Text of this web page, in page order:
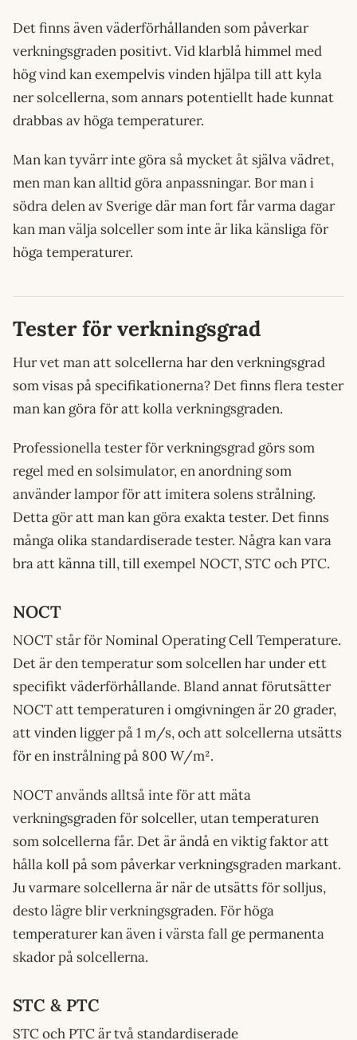
Det finns även väderförhållanden som påverkar
verkningsgraden positivt. Vid klarblå himmel med
hög vind kan exempelvis vinden hjälpa till att kyla
ner solcellerna, som annars potentiellt hade kunnat
drabbas av höga temperaturer.
Man kan tyvärr inte göra så mycket åt själva vädret,
men man kan alltid göra anpassningar. Bor man i
södra delen av Sverige där man fort får varma dagar
kan man välja solceller som inte är lika känsliga för
höga temperaturer.
Tester för verkningsgrad
Hur vet man att solcellerna har den verkningsgrad
som visas på specifikationerna? Det finns flera tester
man kan göra för att kolla verkningsgraden.
Professionella tester för verkningsgrad görs som
regel med en solsimulator, en anordning som
använder lampor för att imitera solens strålning.
Detta gör att man kan göra exakta tester. Det finns
många olika standardiserade tester. Några kan vara
bra att känna till, till exempel NOCT, STC och PTC.
NOCT
NOCT står för Nominal Operating Cell Temperature.
Det är den temperatur som solcellen har under ett
specifikt väderförhållande. Bland annat förutsätter
NOCT att temperaturen i omgivningen är 20 grader,
att vinden ligger på 1 m/s, och att solcellerna utsätts
för en instrålning på 800 W/m².
NOCT används alltså inte för att mäta
verkningsgraden för solceller, utan temperaturen
som solcellerna får. Det är ändå en viktig faktor att
hålla koll på som påverkar verkningsgraden markant.
Ju varmare solcellerna är när de utsätts för solljus,
desto lägre blir verkningsgraden. För höga
temperaturer kan även i värsta fall ge permanenta
skador på solcellerna.
STC & PTC
STC och PTC är två standardiserade